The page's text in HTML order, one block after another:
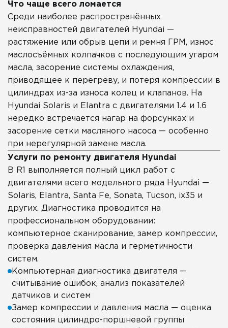
Что чаще всего ломается
Среди наиболее распространённых
неисправностей двигателей Hyundai —
растяжение или обрыв цепи и ремня ГРМ, износ
маслосъёмных колпачков с последующим угаром
масла, засорение системы охлаждения,
приводящее к перегреву, и потеря компрессии в
цилиндрах из-за износа колец и клапанов. На
Hyundai Solaris и Elantra с двигателями 1.4 и 1.6
нередко встречается нагар на форсунках и
засорение сетки масляного насоса — особенно
при нерегулярной замене масла.
Услуги по ремонту двигателя Hyundai
В R1 выполняется полный цикл работ с
двигателями всего модельного ряда Hyundai —
Solaris, Elantra, Santa Fe, Sonata, Tucson, ix35 и
других. Диагностика проводится на
профессиональном оборудовании:
компьютерное сканирование, замер компрессии,
проверка давления масла и герметичности
систем.
Компьютерная диагностика двигателя —
считывание ошибок, анализ показателей
датчиков и систем
Замер компрессии и давления масла — оценка
состояния цилиндро-поршневой группы